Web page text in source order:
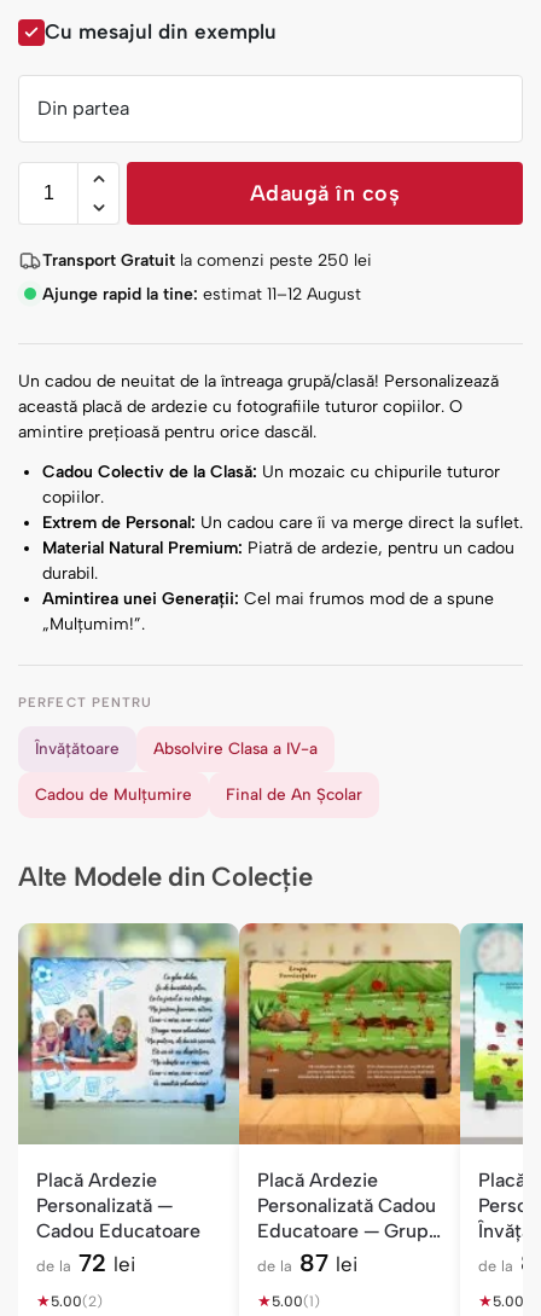
Cu mesajul din exemplu
Din partea
Adaugă în coș
Transport Gratuit la comenzi peste 250 lei
Ajunge rapid la tine: estimat 11–12 August
Un cadou de neuitat de la întreaga grupă/clasă! Personalizează
această placă de ardezie cu fotografiile tuturor copiilor. O
amintire prețioasă pentru orice dascăl.
Cadou Colectiv de la Clasă: Un mozaic cu chipurile tuturor
copiilor.
Extrem de Personal: Un cadou care îi va merge direct la suflet.
Material Natural Premium: Piatră de ardezie, pentru un cadou
durabil.
Amintirea unei Generații: Cel mai frumos mod de a spune
„Mulțumim!”.
PERFECT PENTRU
Învățătoare Absolvire Clasa a IV-a
Cadou de Mulțumire Final de An Școlar
Alte Modele din Colecție
Placă Ardezie
Personalizată —
Cadou Educatoare
de la 72 lei
★5.00(2)
Placă Ardezie
Personalizată Cadou
Educatoare — Grupa
Furnicuțelor
de la 87 lei
★5.00(1)
Placă
de la
★5.00